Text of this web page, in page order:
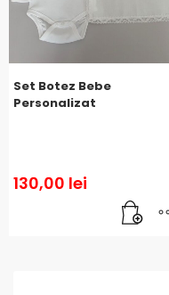
Set Botez Bebe
Personalizat
130,00 lei